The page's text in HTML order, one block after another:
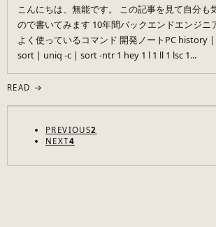
こんにちは、無能です。 この記事を見て自分も
ので書いてみます 10年間バックエンドエンジニ
よく使っているコマンド 開発ノートPC history
sort | uniq -c | sort -ntr 1 hey 1 l 1 ll 1 lsc 1...
READ →
PREVIOUS2
NEXT4